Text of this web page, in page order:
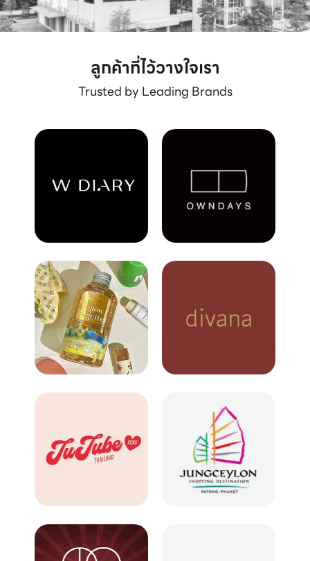
ลูกค้าที่ไว้วางใจเรา
Trusted by Leading Brands